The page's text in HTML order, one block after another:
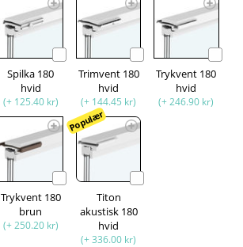
Spilka 180
hvid
(+ 125.40 kr)
Trimvent 180
hvid
(+ 144.45 kr)
Trykvent 180
hvid
(+ 246.90 kr)
Trykvent 180
brun
(+ 250.20 kr)
Populær
Titon
akustisk 180
hvid
(+ 336.00 kr)